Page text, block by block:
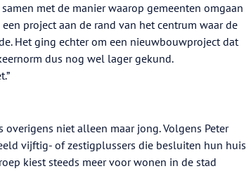
met de manier waarop gemeenten omgaan
project aan de rand van het centrum waar de
Het ging echter om een nieuwbouwproject dat
dus nog wel lager gekund.
niet alleen maar jong. Volgens Peter
vijftig- of zestigplussers die besluiten hun huis
kiest steeds meer voor wonen in de stad